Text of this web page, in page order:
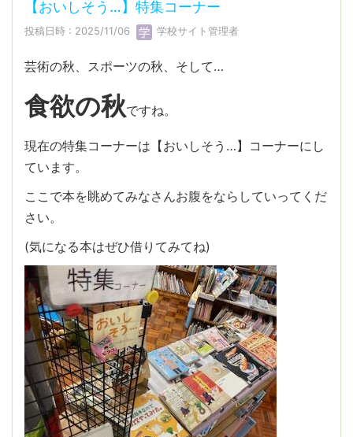
【おいしそう…】特集コーナー
投稿日時 : 2025/11/06 学校サイト管理者
芸術の秋、スポーツの秋、そして…
食欲の秋ですね。
現在の特集コーナーは【おいしそう…】コーナーにし
ています。
ここで本を眺めてみなさんお腹をならしていってくだ
さい。
(気になる本はぜひ借りてみてね)